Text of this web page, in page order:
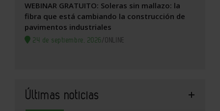
WEBINAR GRATUITO: Soleras sin mallazo: la
fibra que está cambiando la construcción de
pavimentos industriales
24 de septiembre, 2026/ONLINE
Últimas noticias